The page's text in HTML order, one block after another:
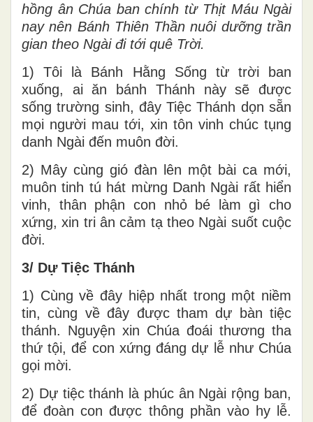
hồng ân Chúa ban chính từ Thịt Máu Ngài
nay nên Bánh Thiên Thần nuôi dưỡng trần
gian theo Ngài đi tới quê Trời.
1) Tôi là Bánh Hằng Sống từ trời ban
xuống, ai ăn bánh Thánh này sẽ được
sống trường sinh, đây Tiệc Thánh dọn sẵn
mọi người mau tới, xin tôn vinh chúc tụng
danh Ngài đến muôn đời.
2) Mây cùng gió đàn lên một bài ca mới,
muôn tinh tú hát mừng Danh Ngài rất hiển
vinh, thân phận con nhỏ bé làm gì cho
xứng, xin tri ân cảm tạ theo Ngài suốt cuộc
đời.
3/ Dự Tiệc Thánh
1) Cùng về đây hiệp nhất trong một niềm
tin, cùng về đây được tham dự bàn tiệc
thánh. Nguyện xin Chúa đoái thương tha
thứ tội, để con xứng đáng dự lễ như Chúa
gọi mời.
2) Dự tiệc thánh là phúc ân Ngài rộng ban,
để đoàn con được thông phần vào hy lễ.